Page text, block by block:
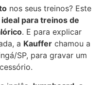
nos seus treinos? Este
ideal para treinos de
. E para explicar
a Kauffer chamou a
SP, para gravar um